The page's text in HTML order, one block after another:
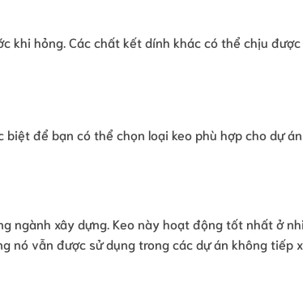
khi hỏng. Các chất kết dính khác có thể chịu được
để bạn có thể chọn loại keo phù hợp cho dự
ngành xây dựng. Keo này hoạt động tốt nhất ở
nó vẫn được sử dụng trong các dự án không tiếp